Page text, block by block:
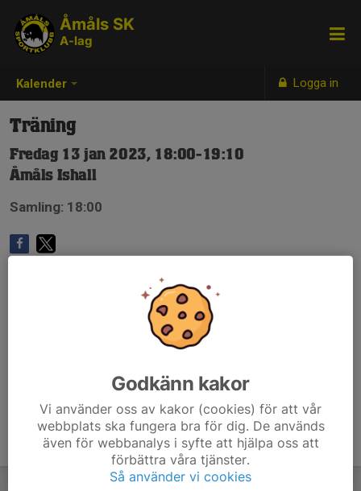
Kalender Logga in
Åmåls SK
A-lag
Träning
Fredag 13 jan 2023, 18:00-19:10
Åmåls Ishall
Samling: 18:00
Godkänn kakor
Vi använder oss av kakor (cookies) för att vår
webbplats ska fungera bra för dig. De används
även för webbanalys i syfte att hjälpa oss att
förbättra våra tjänster.
Så använder vi cookies